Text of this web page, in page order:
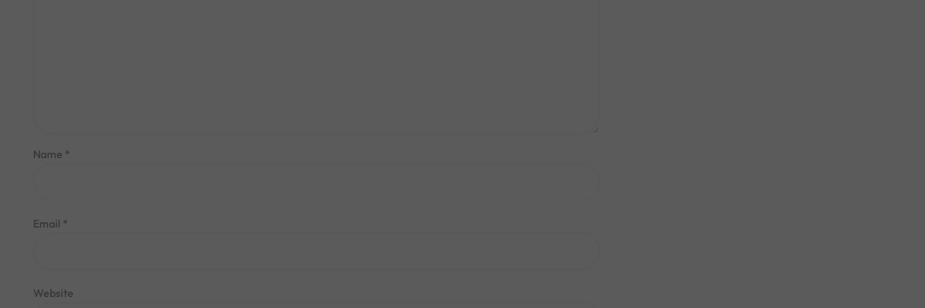
Name *
Email *
Website